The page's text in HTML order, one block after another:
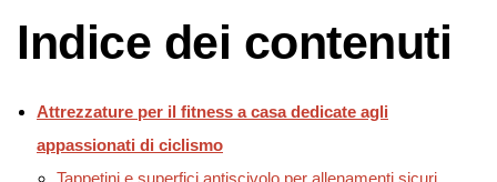
Indice dei contenuti
Attrezzature per il fitness a casa dedicate agli
appassionati di ciclismo
Tappetini e superfici antiscivolo per allenamenti sicuri